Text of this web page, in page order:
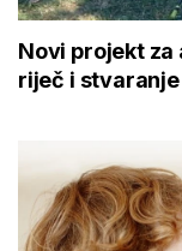
Novi projekt
riječ i